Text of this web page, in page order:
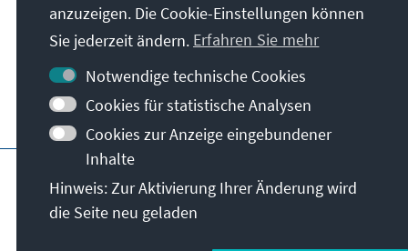
Anschrift
Kontakt
Besuchen Sie auch
Hauptseite der KAS
Nutzungsbedingungen
Erklärung zur Barrierefreiheit
© Konrad-Adenauer-Stiftung e.V. 2026
anzuzeigen. Die Cookie-Einstellungen können
Sie jederzeit ändern. Erfahren Sie mehr
Notwendige technische Cookies
Cookies für statistische Analysen
Cookies zur Anzeige eingebundener
Inhalte
Hinweis: Zur Aktivierung Ihrer Änderung wird
die Seite neu geladen